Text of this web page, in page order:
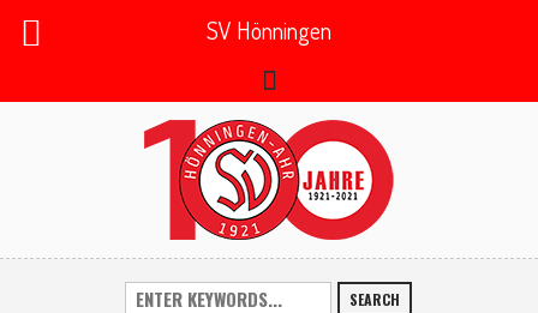
SEARCH
SV Hönningen